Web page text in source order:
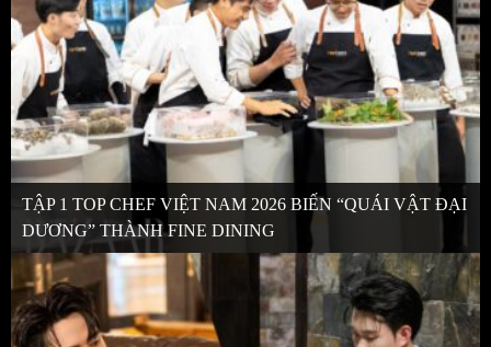
TẬP 1 TOP CHEF VIỆT NAM 2026 BIẾN “QUÁI VẬT ĐẠI
DƯƠNG” THÀNH FINE DINING